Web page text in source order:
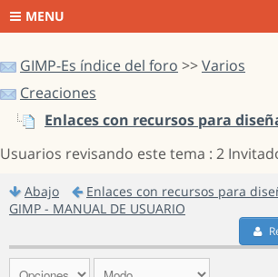
MENU
GIMP-Es índice del foro >>Varios
Creaciones
Enlaces con recursos para
Usuarios revisando este tema : 2
Abajo Enlaces con recursos para
GIMP - MANUAL DE USUARIO